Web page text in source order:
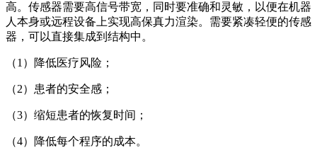
高。传感器需要高信号带宽，同时要准确和灵敏，以便在机器
人本身或远程设备上实现高保真力渲染。需要紧凑轻便的传感
器，可以直接集成到结构中。
（1）降低医疗风险；
（2）患者的安全感；
（3）缩短患者的恢复时间；
（4）降低每个程序的成本。